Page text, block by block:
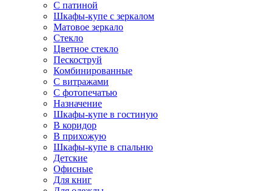
С патиной
Шкафы-купе с зеркалом
Матовое зеркало
Стекло
Цветное стекло
Пескоструй
Комбинированные
С витражами
С фотопечатью
Назначение
Шкафы-купе в гостиную
В коридор
В прихожую
Шкафы-купе в спальню
Детские
Офисные
Для книг